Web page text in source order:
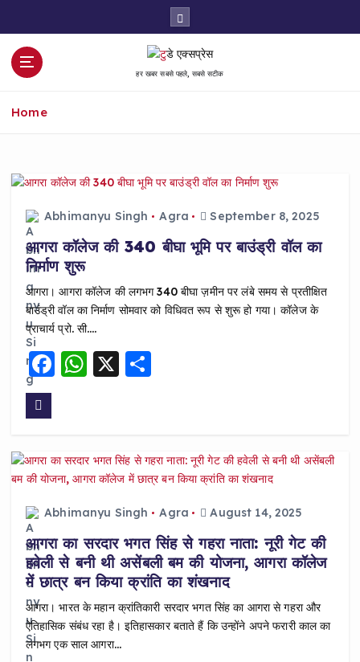
हर खबर सबसे पहले, सबसे सटीक
Home
Abhimanyu Singh Agra September 8, 2025
आगरा कॉलेज की 340 बीघा भूमि पर बाउंड्री वॉल का
निर्माण शुरू
आगरा। आगरा कॉलेज की लगभग 340 बीघा ज़मीन पर लंबे समय से प्रतीक्षित
बाउंड्री वॉल का निर्माण सोमवार को विधिवत रूप से शुरू हो गया। कॉलेज के
प्राचार्य प्रो. सी.…
F
b
o
o
k
W
A
p
p
X S
Abhimanyu Singh Agra August 14, 2025
आगरा का सरदार भगत सिंह से गहरा नाता: नूरी गेट की
हवेली से बनी थी असेंबली बम की योजना, आगरा कॉलेज
में छात्र बन किया क्रांति का शंखनाद
आगरा। भारत के महान क्रांतिकारी सरदार भगत सिंह का आगरा से गहरा और
ऐतिहासिक संबंध रहा है। इतिहासकार बताते हैं कि उन्होंने अपने फरारी काल का
लगभग एक साल आगरा…